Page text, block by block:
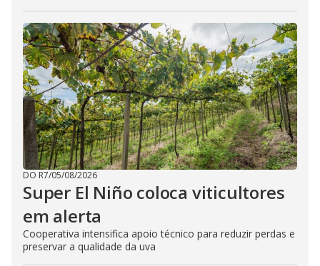
DO R7/05/08/2026
Super El Niño coloca viticultores
em alerta
Cooperativa intensifica apoio técnico para reduzir perdas e
preservar a qualidade da uva